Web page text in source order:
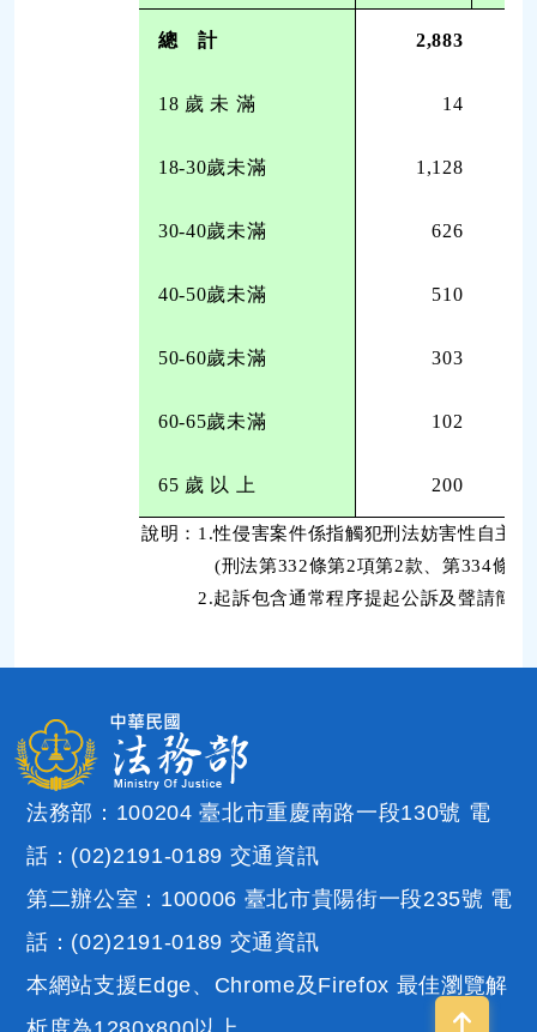
總 計 2,883
18 歲 未 滿 14
18-30歲未滿 1,128
30-40歲未滿 626
40-50歲未滿 510
50-60歲未滿 303
60-65歲未滿 102
65 歲 以 上 200
說明：1.性侵害案件係指觸犯刑法妨害性自主
(刑法第332條第2項第2款、第334條第2項
2.起訴包含通常程序提起公訴及聲請簡易
法務部：100204 臺北市重慶南路一段130號 電
話：(02)2191-0189 交通資訊
第二辦公室：100006 臺北市貴陽街一段235號 電
話：(02)2191-0189 交通資訊
本網站支援Edge、Chrome及Firefox 最佳瀏覽解